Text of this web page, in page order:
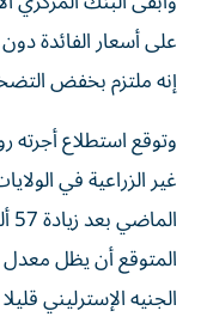
على أسعار الفائدة
إنه ملتزم بخفض
وتوقع استطلاع أجرته
الجنيه الإسترليني قليلا إلى